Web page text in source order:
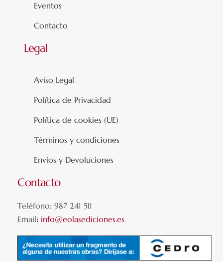
Eventos
Contacto
Legal
Aviso Legal
Política de Privacidad
Política de cookies (UE)
Términos y condiciones
Envíos y Devoluciones
Contacto
Teléfono: 987 241 511
Email: info@eolasediciones.es